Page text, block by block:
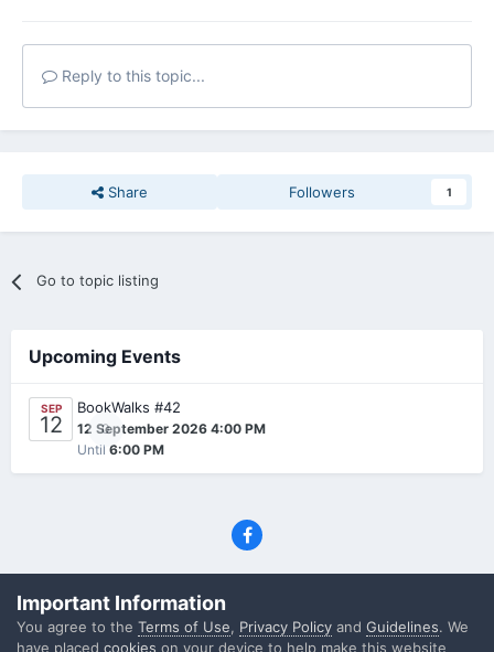
Reply to this topic...
Share Followers 1
Go to topic listing
Upcoming Events
SEP
12 0
BookWalks #42
12 September 2026 4:00 PM
Until 6:00 PM
(C) SFF.gr, All rights reserved
Powered by Invision Community
Important Information
You agree to the Terms of Use, Privacy Policy and Guidelines. We
have placed cookies on your device to help make this website